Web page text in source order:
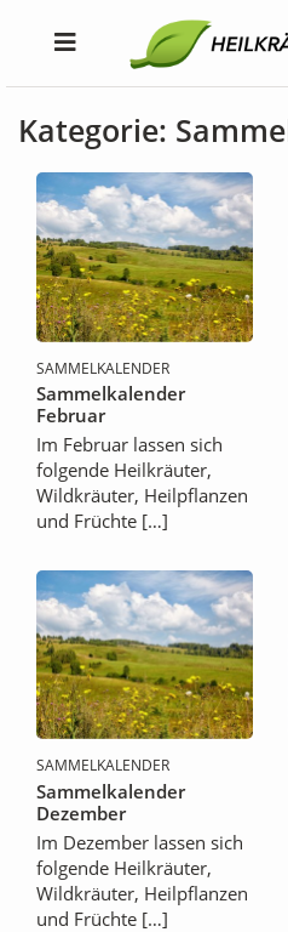
Kategorie:
SAMMELKALENDER
Sammelkalender
Februar
Im Februar lassen sich
folgende Heilkräuter,
Wildkräuter, Heilpflanzen
und Früchte […]
SAMMELKALENDER
Sammelkalender
Dezember
Im Dezember lassen sich
folgende Heilkräuter,
Wildkräuter, Heilpflanzen
und Früchte […]